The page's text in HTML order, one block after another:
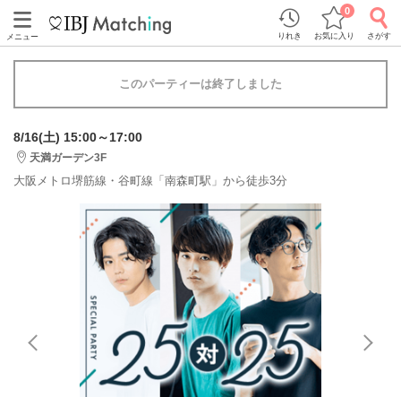
メニュー りれき お気に入り
0
さがす
このパーティーは終了しました
8/16(土) 15:00～17:00
天満ガーデン3F
大阪メトロ堺筋線・谷町線「南森町駅」から徒歩3分